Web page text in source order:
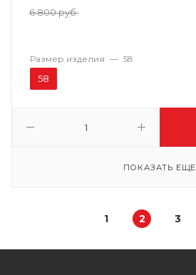
6 800руб.
Размер изделия — 58
58
ПОКАЗАТЬ ЕЩЕ
1 2 3